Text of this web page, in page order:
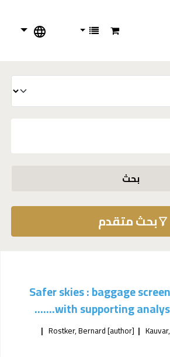
بحث
بحث متقدم
Safer skies : baggage
with supporting
Rostker, Bernard[author]